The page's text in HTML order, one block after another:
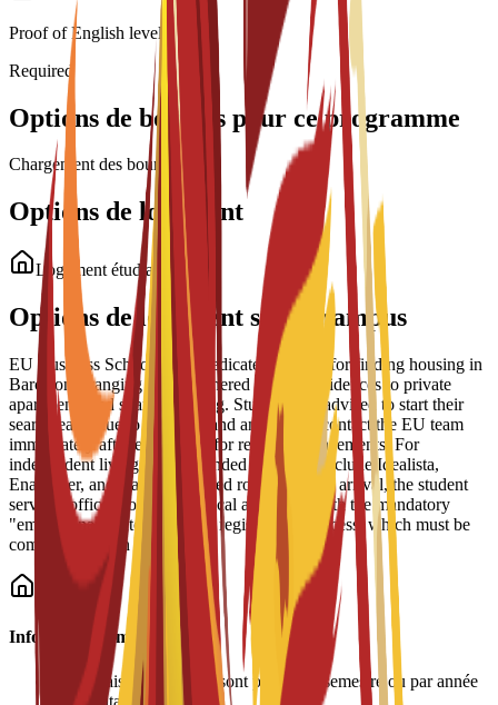
Proof of English level:
Required
Options de bourses pour ce programme
Chargement des bourses...
Options de logement
Logement étudiant
Options de logement sur le campus
EU Business School offers dedicated support for finding housing in
Barcelona, ranging from partnered student residences to private
apartments and shared housing. Students are advised to start their
search early due to high demand and should contact the EU team
immediately after enrollment for residence placements. For
independent living, recommended platforms include Idealista,
Enalquiler, and Badi (for shared rooms). Upon arrival, the student
services office provides practical assistance with the mandatory
"empadronamiento" (resident registration) process, which must be
completed within 30 days.
Informations importantes
Les frais de logement sont payés par semestre ou par année
universitaire